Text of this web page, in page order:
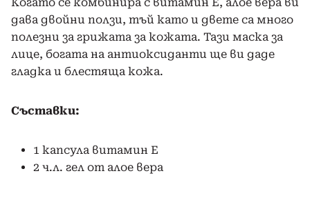
дава двойни ползи, тъй като и двете са много
полезни за грижата за кожата. Тази маска за
лице, богата на антиоксиданти ще ви даде
гладка и блестяща кожа.
Съставки:
1 капсула витамин Е
2 ч.л. гел от алое вера